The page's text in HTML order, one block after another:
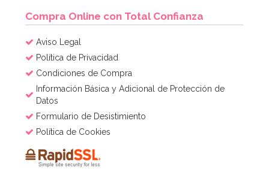
AÑADIR
Compra Online con Total Confianza
Aviso Legal
Política de Privacidad
Condiciones de Compra
Información Básica y Adicional de Protección de
Datos
Formulario de Desistimiento
Política de Cookies